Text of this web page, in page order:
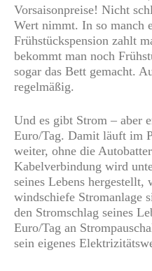
Vorsaisonpreise! Nicht
Wert nimmt. In so manch
Frühstückspension zahlt
bekommt man noch
sogar das Bett gemacht.
regelmäßig.
Und es gibt Strom – aber
Euro/Tag. Damit läuft im
weiter, ohne die
Kabelverbindung wird
seines Lebens hergestellt,
windschiefe Stromanlage
den Stromschlag seines
Euro/Tag an
sein eigenes